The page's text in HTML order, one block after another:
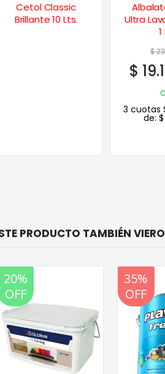
Albalatex Latex
Ultra Lavable Mate
Cetol
20%
OFF
20%
OFF
35%
OFF